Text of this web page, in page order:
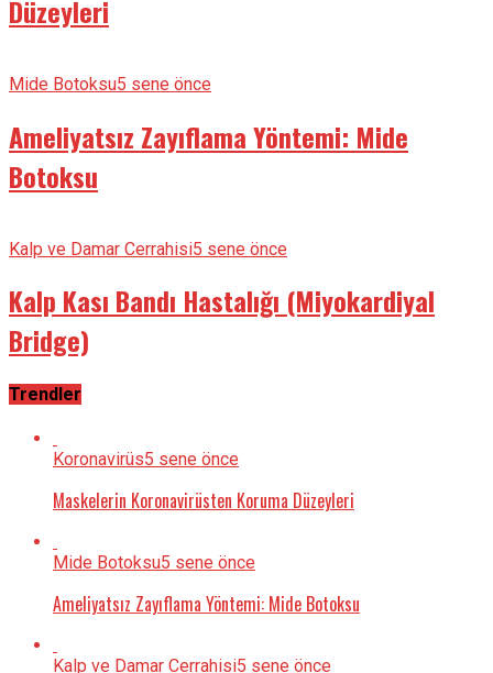
Düzeyleri
Mide Botoksu5 sene önce
Ameliyatsız Zayıflama Yöntemi: Mide
Botoksu
Kalp ve Damar Cerrahisi5 sene önce
Kalp Kası Bandı Hastalığı (Miyokardiyal
Bridge)
Trendler
Koronavirüs5 sene önce
Maskelerin Koronavirüsten Koruma Düzeyleri
Mide Botoksu5 sene önce
Ameliyatsız Zayıflama Yöntemi: Mide Botoksu
Kalp ve Damar Cerrahisi5 sene önce